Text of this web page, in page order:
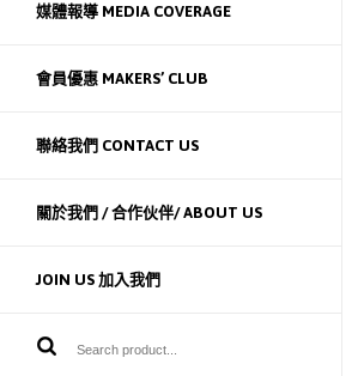
媒體報導 MEDIA COVERAGE
會員優惠 MAKERS’ CLUB
聯絡我們 CONTACT US
關於我們 / 合作伙伴/ ABOUT US
JOIN US 加入我們